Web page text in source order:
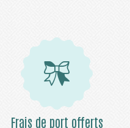
Frais de port offerts